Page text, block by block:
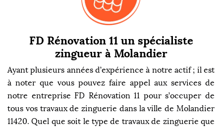
FD Rénovation 11 un spécialiste
zingueur à Molandier
Ayant plusieurs années d’expérience à notre actif ; il est
à noter que vous pouvez faire appel aux services de
notre entreprise FD Rénovation 11 pour s’occuper de
tous vos travaux de zinguerie dans la ville de Molandier
11420. Quel que soit le type de travaux de zinguerie que